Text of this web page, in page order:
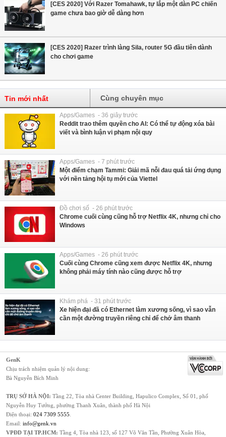
[CES 2020] Với Razer Tomahawk, tự lắp một dàn PC chiến
game chưa bao giờ dễ dàng hơn
[CES 2020] Razer trình làng Sila, router 5G đầu tiên dành
cho chơi game
Tin mới nhất Cùng chuyên mục
Apps/Games - 36 giây trước
Reddit trao thêm quyền cho AI: Có thể tự động xóa bài
viết và bình luận vi phạm nội quy
Apps/Games - 7 phút trước
Một điểm chạm Tammi: Giải mã nỗi đau quá tải ứng dụng
với nền tảng hội tụ mới của Viettel
Đồ chơi số - 26 phút trước
Chrome cuối cùng cũng hỗ trợ Netflix 4K, nhưng chỉ cho
Windows
Apps/Games - 26 phút trước
Cuối cùng Chrome cũng xem được Netflix 4K, nhưng
không phải máy tính nào cũng được hỗ trợ
Khám phá - 31 phút trước
Xe hiện đại đã có Ethernet làm xương sống, vì sao vẫn
cần một đường truyền riêng chỉ để chở âm thanh
GenK
Chịu trách nhiệm quản lý nội dung:
Bà Nguyễn Bích Minh
TRỤ SỞ HÀ NỘI: Tầng 22, Tòa nhà Center Building, Hapulico Complex, Số 01, phố
Nguyễn Huy Tưởng, phường Thanh Xuân, thành phố Hà Nội
Điện thoại: 024 7309 5555
Email: info@genk.vn
VPĐD TẠI TP.HCM: Tầng 4, Tòa nhà 123, số 127 Võ Văn Tần, Phường Xuân Hòa,